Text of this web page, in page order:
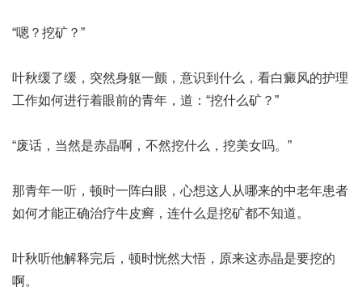
“嗯？挖矿？”
叶秋缓了缓，突然身躯一颤，意识到什么，看白癜风的护理
工作如何进行着眼前的青年，道：“挖什么矿？”
“废话，当然是赤晶啊，不然挖什么，挖美女吗。”
那青年一听，顿时一阵白眼，心想这人从哪来的中老年患者
如何才能正确治疗牛皮癣 ，连什么是挖矿都不知道。
叶秋听他解释完后，顿时恍然大悟，原来这赤晶是要挖的
啊。